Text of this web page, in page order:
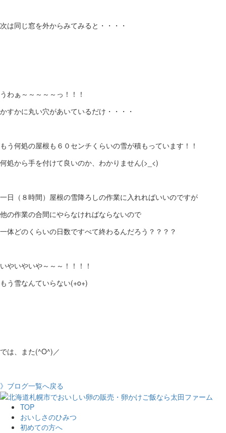
次は同じ窓を外からみてみると・・・・
うわぁ～～～～～っ！！！
かすかに丸い穴があいているだけ・・・・
もう何処の屋根も６０センチくらいの雪が積もっています！！
何処から手を付けて良いのか、わかりません(>_<)
一日（８時間）屋根の雪降ろしの作業に入れればいいのですが
他の作業の合間にやらなければならないので
一体どのくらいの日数ですべて終わるんだろう？？？？
いやいやいや～～～！！！！
もう雪なんていらない(+o+)
では、また(^O^)／
》ブログ一覧へ戻る
TOP
おいしさのひみつ
初めての方へ